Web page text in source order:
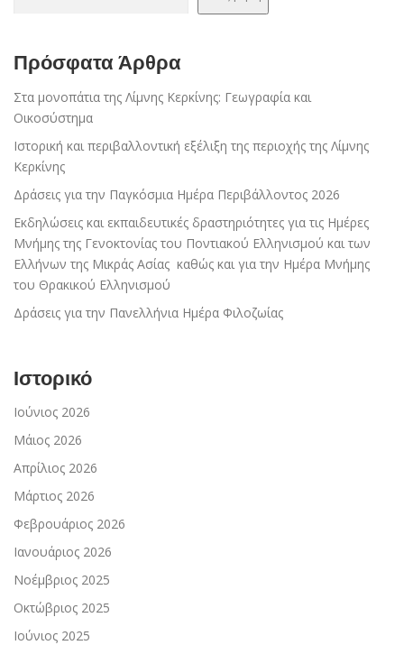
Πρόσφατα Άρθρα
Στα μονοπάτια της Λίμνης Κερκίνης: Γεωγραφία και
Οικοσύστημα
Ιστορική και περιβαλλοντική εξέλιξη της περιοχής της Λίμνης
Κερκίνης
Δράσεις για την Παγκόσμια Ημέρα Περιβάλλοντος 2026
Εκδηλώσεις και εκπαιδευτικές δραστηριότητες για τις Ημέρες
Μνήμης της Γενοκτονίας του Ποντιακού Ελληνισμού και των
Ελλήνων της Μικράς Ασίας καθώς και για την Ημέρα Μνήμης
του Θρακικού Ελληνισμού
Δράσεις για την Πανελλήνια Ημέρα Φιλοζωίας
Ιστορικό
Ιούνιος 2026
Μάιος 2026
Απρίλιος 2026
Μάρτιος 2026
Φεβρουάριος 2026
Ιανουάριος 2026
Νοέμβριος 2025
Οκτώβριος 2025
Ιούνιος 2025